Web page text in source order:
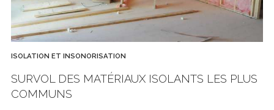
ISOLATION ET INSONORISATION
SURVOL DES MATÉRIAUX ISOLANTS LES PLUS
COMMUNS